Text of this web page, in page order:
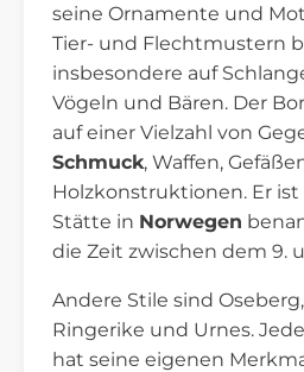
seine Ornamente und
Tier- und Flechtmustern
insbesondere auf
Vögeln und Bären. Der
auf einer Vielzahl von
Schmuck, Waffen,
Holzkonstruktionen. Er
Stätte in Norwegen
die Zeit zwischen dem 9.
Andere Stile sind
Ringerike und Urnes.
hat seine eigenen